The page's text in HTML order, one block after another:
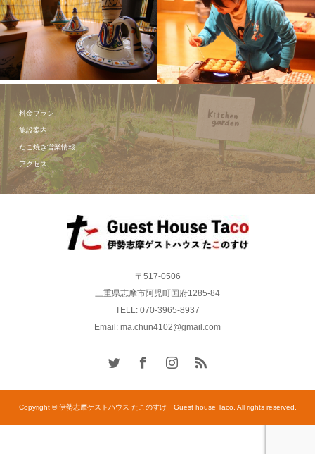
施設の写真
たこ焼き体
験！！
料金プラン
施設案内
たこ焼き営業情報
アクセス
〒517-0506
三重県志摩市阿児町国府1285-84
TELL: 070-3965-8937
Email: ma.chun4102@gmail.com
Copyright © 伊勢志摩ゲストハウス たこのすけ Guest house Taco. All rights reserved.